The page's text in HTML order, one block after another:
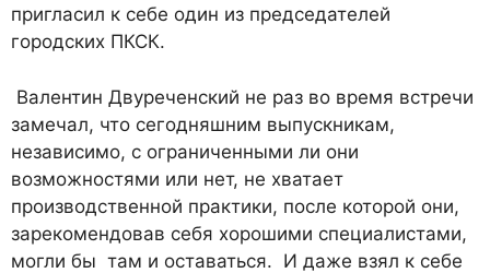
пригласил к себе один из председателей
городских ПКСК.
Валентин Двуреченский не раз во время встречи
замечал, что сегодняшним выпускникам,
независимо, с ограниченными ли они
возможностями или нет, не хватает
производственной практики, после которой они,
зарекомендовав себя хорошими специалистами,
могли бы там и оставаться. И даже взял к себе